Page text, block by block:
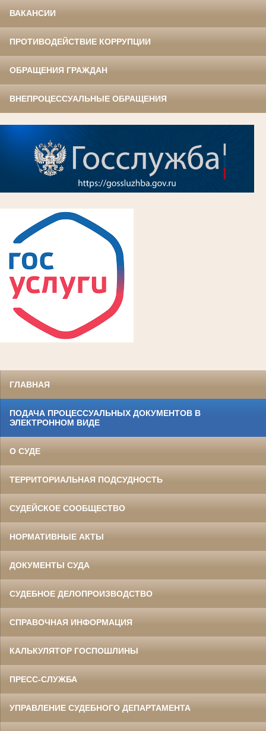
ВАКАНСИИ
ПРОТИВОДЕЙСТВИЕ КОРРУПЦИИ
ОБРАЩЕНИЯ ГРАЖДАН
ВНЕПРОЦЕССУАЛЬНЫЕ ОБРАЩЕНИЯ
ГЛАВНАЯ
ПОДАЧА ПРОЦЕССУАЛЬНЫХ ДОКУМЕНТОВ В
ЭЛЕКТРОННОМ ВИДЕ
О СУДЕ
ТЕРРИТОРИАЛЬНАЯ ПОДСУДНОСТЬ
СУДЕЙСКОЕ СООБЩЕСТВО
НОРМАТИВНЫЕ АКТЫ
ДОКУМЕНТЫ СУДА
СУДЕБНОЕ ДЕЛОПРОИЗВОДСТВО
СПРАВОЧНАЯ ИНФОРМАЦИЯ
КАЛЬКУЛЯТОР ГОСПОШЛИНЫ
ПРЕСС-СЛУЖБА
УПРАВЛЕНИЕ СУДЕБНОГО ДЕПАРТАМЕНТА